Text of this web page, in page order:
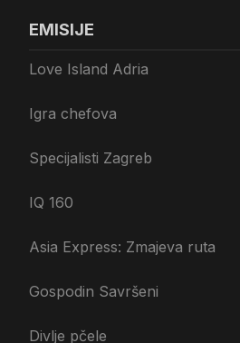
EMISIJE
Love Island Adria
Igra chefova
Specijalisti Zagreb
IQ 160
Asia Express: Zmajeva ruta
Gospodin Savršeni
Divlje pčele